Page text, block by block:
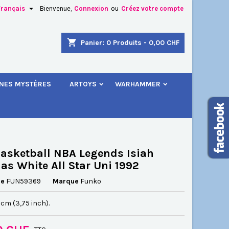
Bienvenue, Connexion ou Créez votre compte

shopping_cart Panier: 0 Produits - 0,00 CHF
MYSTÈRES ARTOYS WARHAMMER
NBA Legends Isiah
White All Star Uni 1992
FUN59369 Marque Funko
cm (3,75 inch).